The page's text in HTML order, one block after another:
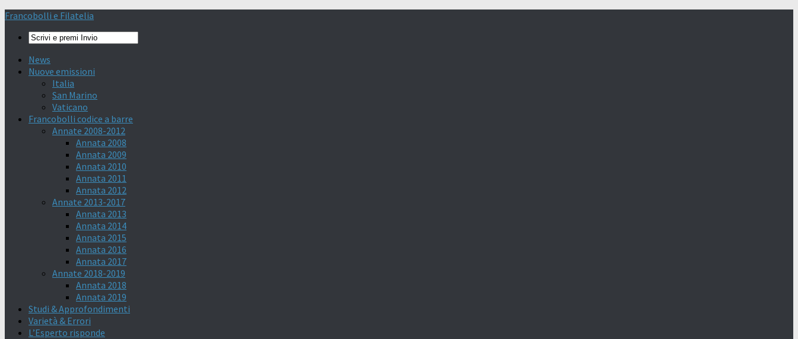
Francobolli e Filatelia
News
Nuove emissioni
Italia
San Marino
Vaticano
Francobolli codice a barre
Annate 2008-2012
Annata 2008
Annata 2009
Annata 2010
Annata 2011
Annata 2012
Annate 2013-2017
Annata 2013
Annata 2014
Annata 2015
Annata 2016
Annata 2017
Annate 2018-2019
Annata 2018
Annata 2019
Studi & Approfondimenti
Varietà & Errori
L’Esperto risponde